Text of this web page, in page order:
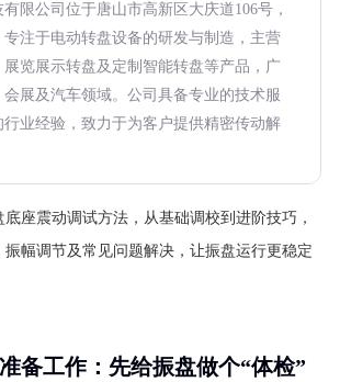
限公司位于唐山市高新区大庆道106号，
专注于电动转盘设备的研发与制造，主营
览展示转盘及定制智能转盘等产品，广
展及汽车领域。公司具备专业的技术服
业经验，致力于为客户提供精密传动解
座震动调试方法，从基础调校到进阶技巧，
幅调节及常见问题解决，让振盘运行更稳定
备工作：先给振盘做个“体检”